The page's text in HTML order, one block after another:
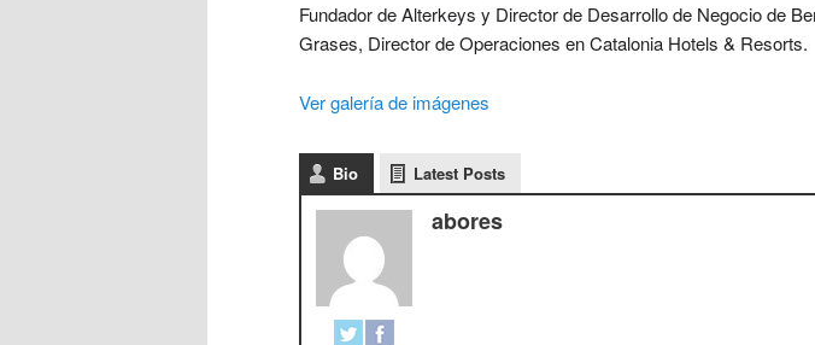
Fundador de Alterkeys y Director de Desarrollo de Negocio de
Grases, Director de Operaciones en Catalonia Hotels & Resorts.
Ver galería de imágenes
Bio Latest Posts
abores